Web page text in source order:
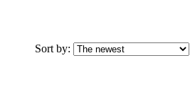
Sort by: